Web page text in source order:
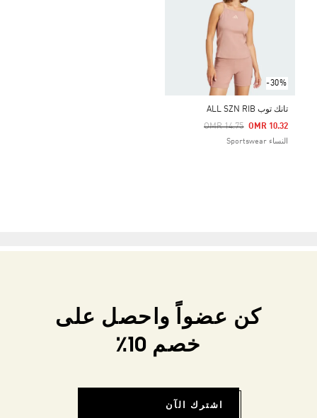
-30%
تانك توب ALL SZN RIB
Price Reduced From
OMR 14.75
To OMR 10.32
النساء Sportswear
كن عضواً واحصل على
خصم 10٪
اشترك الآن